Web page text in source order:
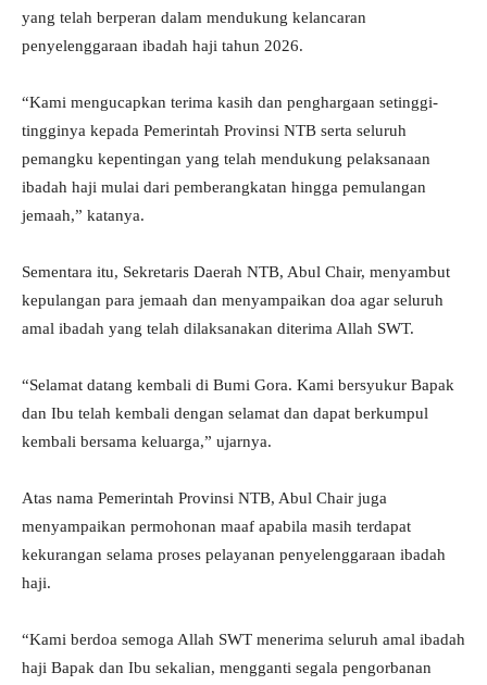
yang telah berperan dalam mendukung kelancaran
penyelenggaraan ibadah haji tahun 2026.
“Kami mengucapkan terima kasih dan penghargaan setinggi-
tingginya kepada Pemerintah Provinsi NTB serta seluruh
pemangku kepentingan yang telah mendukung pelaksanaan
ibadah haji mulai dari pemberangkatan hingga pemulangan
jemaah,” katanya.
Sementara itu, Sekretaris Daerah NTB, Abul Chair, menyambut
kepulangan para jemaah dan menyampaikan doa agar seluruh
amal ibadah yang telah dilaksanakan diterima Allah SWT.
“Selamat datang kembali di Bumi Gora. Kami bersyukur Bapak
dan Ibu telah kembali dengan selamat dan dapat berkumpul
kembali bersama keluarga,” ujarnya.
Atas nama Pemerintah Provinsi NTB, Abul Chair juga
menyampaikan permohonan maaf apabila masih terdapat
kekurangan selama proses pelayanan penyelenggaraan ibadah
haji.
“Kami berdoa semoga Allah SWT menerima seluruh amal ibadah
haji Bapak dan Ibu sekalian, mengganti segala pengorbanan